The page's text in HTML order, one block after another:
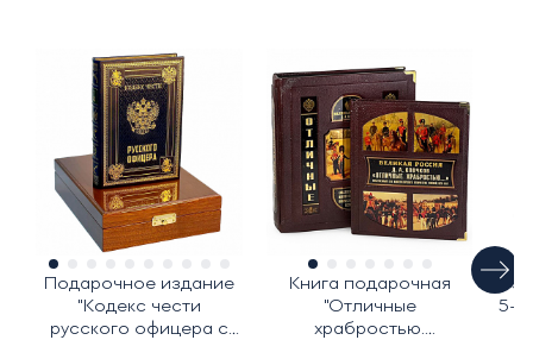
Подарочное издание
"Кодекс чести
русского офицера с
Книга подарочная
"Отличные
храбростью.
5-